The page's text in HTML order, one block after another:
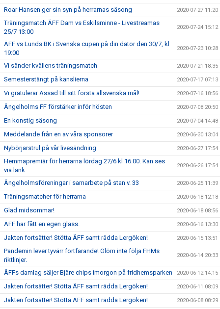
Roar Hansen ger sin syn på herrarnas säsong 2020-07-27 11:20
Träningsmatch ÄFF Dam vs Eskilsminne - Livestreamas
25/7 13:00
2020-07-24 15:12
ÄFF vs Lunds BK i Svenska cupen på din dator den 30/7, kl
19:00
2020-07-23 10:28
Vi sänder kvällens träningsmatch 2020-07-21 18:35
Semesterstängt på kanslierna 2020-07-17 07:13
Vi gratulerar Assad till sitt första allsvenska mål! 2020-07-16 18:56
Ängelholms FF förstärker inför hösten 2020-07-08 20:50
En konstig säsong 2020-07-04 14:48
Meddelande från en av våra sponsorer 2020-06-30 13:04
Nybörjarstrul på vår livesändning 2020-06-27 17:54
Hemmapremiär för herrarna lördag 27/6 kl 16.00. Kan ses
via länk
2020-06-26 17:54
Ängelholmsföreningar i samarbete på stan v. 33 2020-06-25 11:39
Träningsmatcher för herrarna 2020-06-18 12:18
Glad midsommar! 2020-06-18 08:56
ÄFF har fått en egen glass. 2020-06-16 13:30
Jakten fortsätter! Stötta ÄFF samt rädda Lergöken! 2020-06-15 13:51
Pandemin lever tyvärr fortfarande! Glöm inte följa FHMs
riktlinjer.
2020-06-14 20:33
ÄFFs damlag säljer Bjäre chips imorgon på fridhemsparken 2020-06-12 14:15
Jakten fortsätter! Stötta ÄFF samt rädda Lergöken! 2020-06-11 08:09
Jakten fortsätter! Stötta ÄFF samt rädda Lergöken! 2020-06-08 08:29